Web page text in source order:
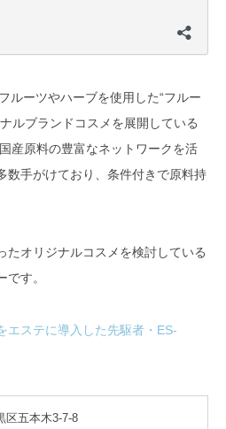
ルーツやハーブを使用した“フルー
ルブランドコスメを展開している
産原料の豊富なネットワークを活
数手がけており、条件付きで原料持
たオリジナルコスメを検討している
す。
ステに導入した先駆者・ES-
区五本木3-7-8